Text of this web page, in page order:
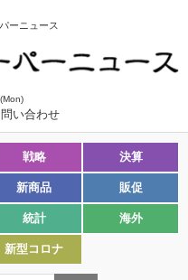
ーニュース
い合わせ
戦略 決算
新商品 販促
統計 海外
新型コロナ